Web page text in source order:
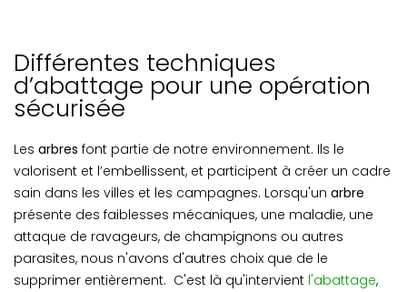
Différentes techniques
d’abattage pour une opération
sécurisée
Les arbres font partie de notre environnement. Ils le
valorisent et l’embellissent, et participent à créer un cadre
sain dans les villes et les campagnes. Lorsqu'un arbre
présente des faiblesses mécaniques, une maladie, une
attaque de ravageurs, de champignons ou autres
parasites, nous n'avons d'autres choix que de le
supprimer entièrement. C'est là qu'intervient l'abattage,